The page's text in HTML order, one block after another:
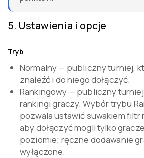
5. Ustawienia i opcje
Tryb
Normalny — publiczny turniej,
znaleźć i do niego dołączyć.
Rankingowy — publiczny turniej
rankingi graczy. Wybór trybu
pozwala ustawić suwakiem filtr
aby dołączyć mogli tylko
poziomie; ręczne dodawanie
wyłączone.